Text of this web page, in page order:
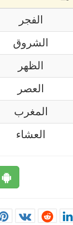
الفجر
الشروق
الظهر
العصر
المغرب
العشاء